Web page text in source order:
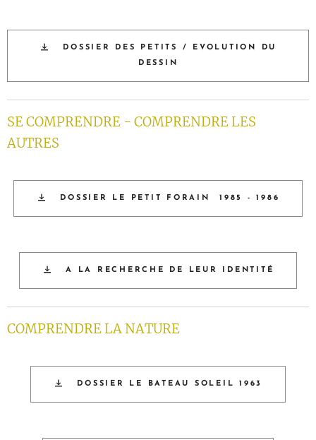
DOSSIER DES PETITS / EVOLUTION DU
DESSIN
SE COMPRENDRE - COMPRENDRE LES
AUTRES
DOSSIER LE PETIT FORAIN 1985 - 1986
A LA RECHERCHE DE LEUR IDENTITÉ
COMPRENDRE LA NATURE
DOSSIER LE BATEAU SOLEIL 1963